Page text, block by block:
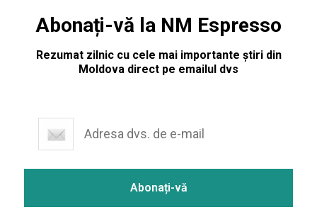
Abonați-vă la NM Espresso
Rezumat zilnic cu cele mai importante știri din
Moldova direct pe emailul dvs